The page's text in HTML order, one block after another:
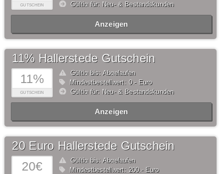
GUTSCHEIN
Gültig für: Neu- & Bestandskunden
Anzeigen
11%
GUTSCHEIN
11% Hallerstede Gutschein
Gültig bis: Abgelaufen
Mindestbestellwert: 0,- Euro
Gültig für: Neu- & Bestandskunden
Anzeigen
20€
20 Euro Hallerstede Gutschein
Gültig bis: Abgelaufen
Mindestbestellwert: 200,- Euro